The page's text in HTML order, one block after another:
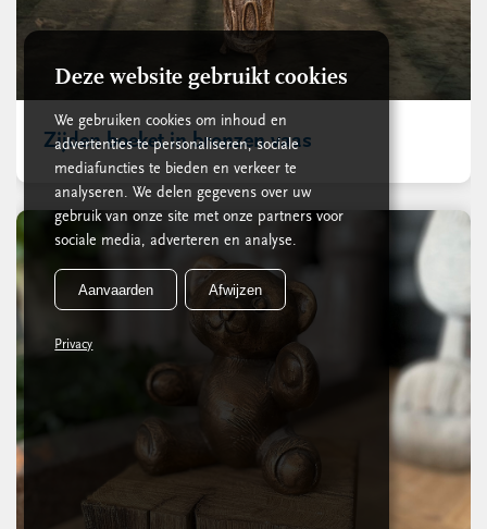
Zijden boeket in bronzen vaas
Deze website gebruikt cookies
We gebruiken cookies om inhoud en
advertenties te personaliseren, sociale
mediafuncties te bieden en verkeer te
analyseren. We delen gegevens over uw
gebruik van onze site met onze partners voor
sociale media, adverteren en analyse.
Aanvaarden Afwijzen
Privacy